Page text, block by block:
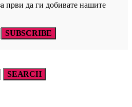
први да ги добивате нашите
SUBSCRIBE
SEARCH